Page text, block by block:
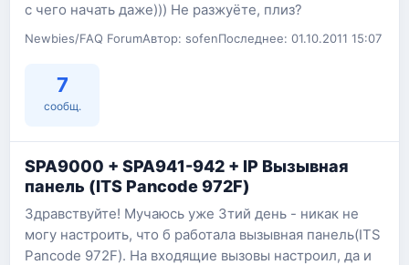
с чего начать даже))) Не разжуёте, плиз?
Newbies/FAQ ForumАвтор: sofenПоследнее: 01.10.2011 15:07
7
сообщ.
SPA9000 + SPA941-942 + IP Вызывная
панель (ITS Pancode 972F)
Здравствуйте! Мучаюсь уже 3тий день - никак не
могу настроить, что б работала вызывная панель(ITS
Pancode 972F). На входящие вызовы настроил, да и